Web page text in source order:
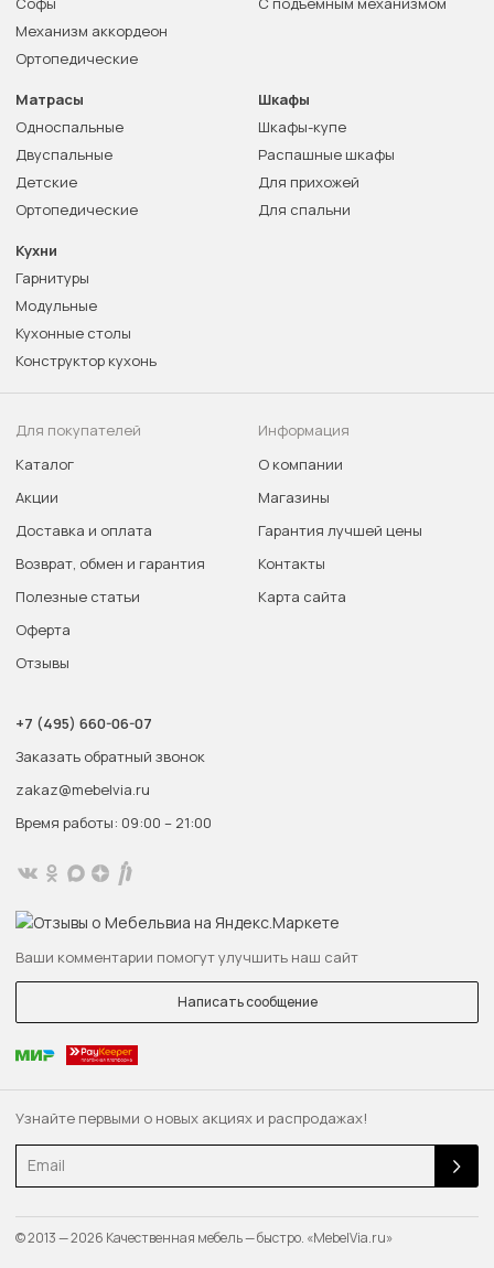
Узнайте первыми о новых акциях и распродажах!
Email
Механизм аккордеон
Ортопедические
Матрасы
Односпальные
Двуспальные
Детские
Ортопедические
Шкафы
Шкафы-купе
Распашные шкафы
Для прихожей
Для спальни
Кухни
Гарнитуры
Модульные
Кухонные столы
Конструктор кухонь
Для покупателей
Каталог
Акции
Доставка и оплата
Возврат, обмен и гарантия
Полезные статьи
Оферта
Отзывы
Информация
О компании
Магазины
Гарантия лучшей цены
Контакты
Карта сайта
+7 (495) 660-06-07
Заказать обратный звонок
zakaz@mebelvia.ru
Время работы: 09:00 – 21:00
Ваши комментарии помогут улучшить наш сайт
Написать сообщение
© 2013 — 2026 Качественная мебель — быстро. «MebelVia.ru»